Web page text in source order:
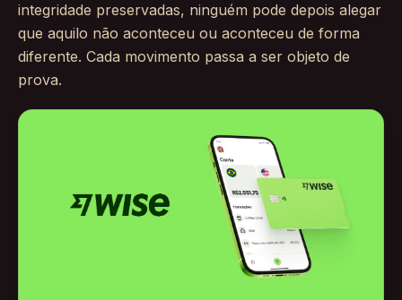
integridade preservadas, ninguém pode depois alegar
que aquilo não aconteceu ou aconteceu de forma
diferente. Cada movimento passa a ser objeto de
prova.